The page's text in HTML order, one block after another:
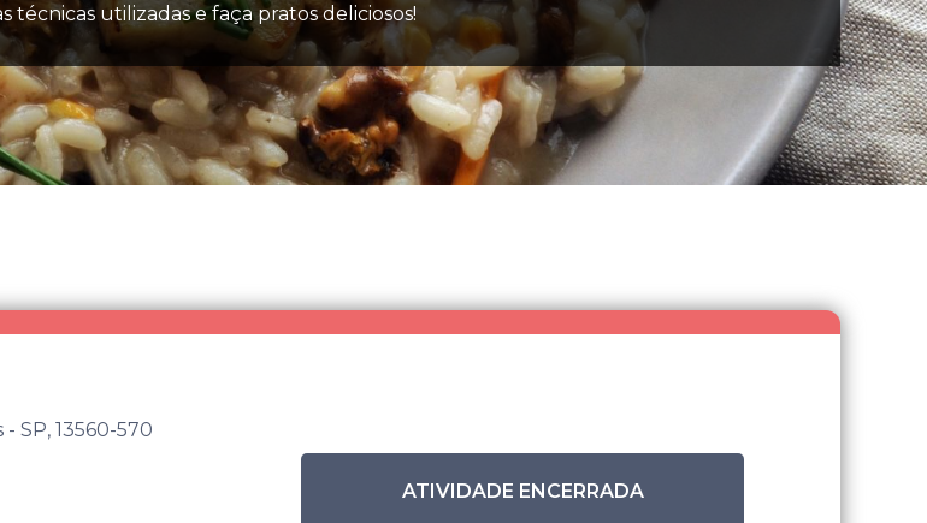
técnicas utilizadas e faça pratos deliciosos!
SP, 13560-570
ATIVIDADE ENCERRADA